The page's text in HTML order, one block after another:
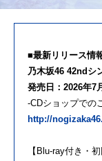
■最新リリース情
乃木坂46 42ndシ
発売日：2026年7
-CDショップでの
http://
【Blu-ray付き・